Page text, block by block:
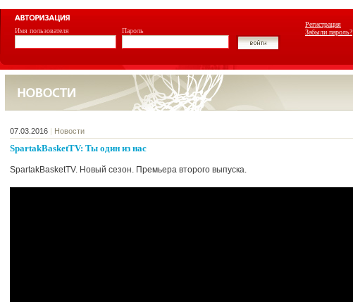
Регистрация
Забыли пароль?
Имя пользователя Пароль
07.03.2016 | Новости
SpartakBasketTV: Ты один из нас
SpartakBasketTV. Новый сезон. Премьера второго выпуска.